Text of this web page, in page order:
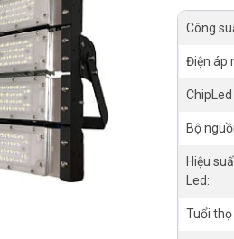
Công
Điện áp
Bộ
Hiệu
Led:
Tuổi